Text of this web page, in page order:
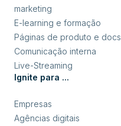
marketing
E-learning e formação
Páginas de produto e docs
Comunicação interna
Live-Streaming
Ignite para ...
Empresas
Agências digitais